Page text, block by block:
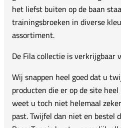
het liefst buiten op de baan
trainingsbroeken in diverse
assortiment.
De Fila collectie is verkrijgbaar
Wij snappen heel goed dat u
producten die er op de site
weet u toch niet helemaal
past. Twijfel dan niet en bestel